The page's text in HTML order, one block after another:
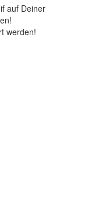
auf Deiner
werden!